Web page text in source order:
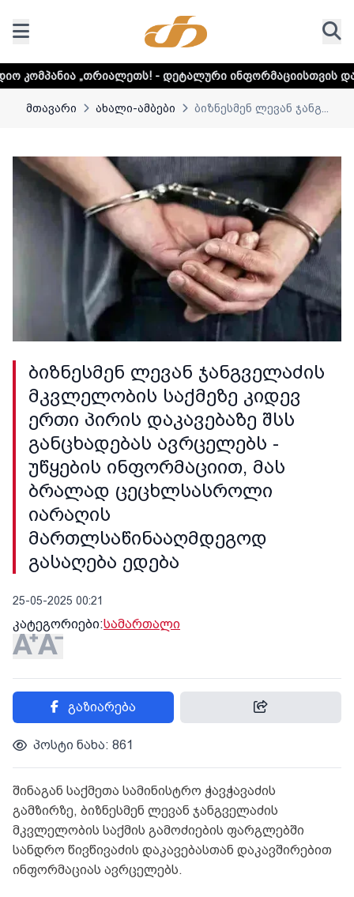
- დეტალური ინფორმაციისთვის დააკლიკეთ ლინკს
მთავარი ახალი-ამბები ბიზნესმენ ლევან ჯანგ...
ბიზნესმენ ლევან ჯანგველაძის
მკვლელობის საქმეზე კიდევ
ერთი პირის დაკავებაზე შსს
განცხადებას ავრცელებს -
უწყების ინფორმაციით, მას
ბრალად ცეცხლსასროლი
იარაღის
მართლსაწინააღმდეგოდ
გასაღება ედება
25-05-2025 00:21
კატეგორიები:სამართალი
გაზიარება
პოსტი ნახა: 861
შინაგან საქმეთა სამინისტრო ჭავჭავაძის
გამზირზე, ბიზნესმენ ლევან ჯანგველაძის
მკვლელობის საქმის გამოძიების ფარგლებში
სანდრო წივწივაძის დაკავებასთან დაკავშირებით
ინფორმაციას ავრცელებს.